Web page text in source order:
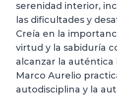
serenidad interior,
las dificultades y
Creía en la
virtud y la sabiduría
alcanzar la auténtica
Marco Aurelio
autodisciplina y la